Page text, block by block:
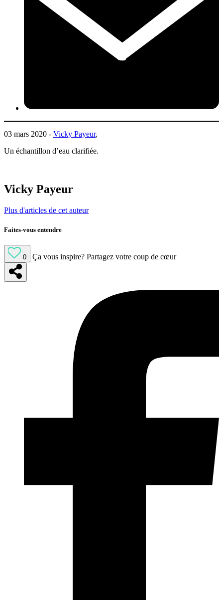
03 mars 2020 - Vicky Payeur,
Un échantillon d’eau clarifiée.
Vicky Payeur
Plus d'articles de cet auteur
Faites-vous entendre
0 Ça vous inspire? Partagez votre coup de cœur